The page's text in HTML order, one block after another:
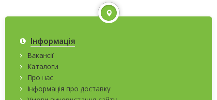
Інформація
Вакансії
Каталоги
Про нас
Інформація про доставку